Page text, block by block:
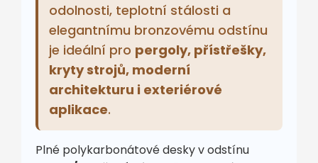
odolnosti, teplotní stálosti a
elegantnímu bronzovému odstínu
je ideální pro pergoly, přístřešky,
kryty strojů, moderní
architekturu i exteriérové
aplikace.
Plné polykarbonátové desky v odstínu